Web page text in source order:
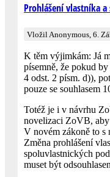
Prohlášení vlastníka a
Vložil Anonymous, 6.
K těm výjimkám: Já
písemně, že pokud
4 odst. 2 písm. d)),
pouze se souhlasem
Totéž je i v návrhu
novelizaci ZoVB,
V novém zákoně to s
Změna prohlášení
spoluvlastnických
muset být